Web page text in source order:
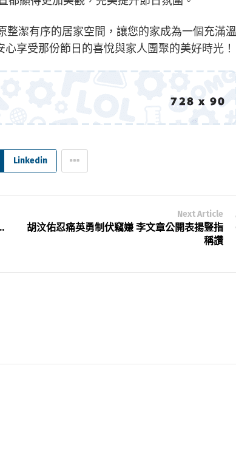
整潔有序的居家空間，讓您的家成為一個充滿溫
享受那份節日的喜悅與家人團聚的美好時光！
Linkedin
Next Article
胡汶佑忍痛英勇制伏竊嫌 李文章公開表揚豎指
稱讚